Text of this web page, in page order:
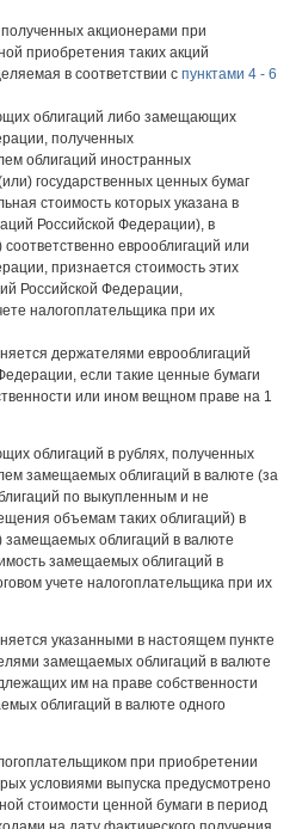
акционерами при
приобретения таких акций
в соответствии с пунктами 4 - 6
облигаций либо замещающих
полученных
облигаций иностранных
государственных ценных бумаг
стоимость которых указана в
Российской Федерации), в
еврооблигаций или
признается стоимость этих
Российской Федерации,
налогоплательщика при их
держателями еврооблигаций
если такие ценные бумаги
или ином вещном праве на 1
облигаций в рублях, полученных
замещаемых облигаций в валюте (за
по выкупленным и не
объемам таких облигаций) в
облигаций в валюте
замещаемых облигаций в
учете налогоплательщика при их
указанными в настоящем пункте
замещаемых облигаций в валюте
им на праве собственности
облигаций в валюте одного
при приобретении
условиями выпуска предусмотрено
стоимости ценной бумаги в период